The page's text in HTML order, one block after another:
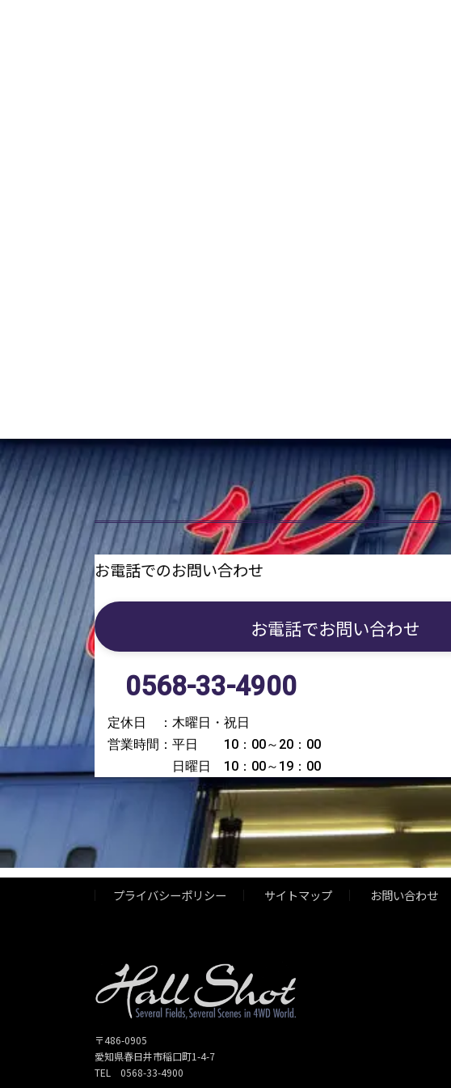
お電話でのお問い合わせ
お電話でお問い合わせ
0568-33-4900
定休日 ：木曜日・祝日
営業時間：平日 10：00～20：00
日曜日 10：00～19：00
プライバシーポリシー サイトマップ お問い合わせ
〒486-0905
愛知県春日井市稲口町1-4-7
TEL 0568-33-4900